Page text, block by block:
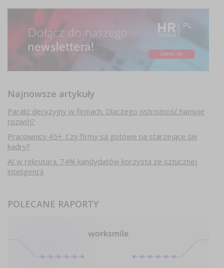
Najnowsze artykuły
Paraliż decyzyjny w firmach. Dlaczego ostrożność hamuje
rozwój?
Pracownicy 45+. Czy firmy są gotowe na starzejące się
kadry?
AI w rekrutacji. 74% kandydatów korzysta ze sztucznej
inteligencji
POLECANE RAPORTY